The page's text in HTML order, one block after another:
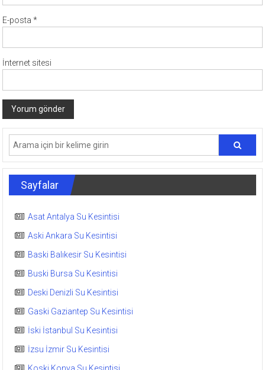
E-posta*
İnternet sitesi
Sayfalar
Asat Antalya Su Kesintisi
Aski Ankara Su Kesintisi
Baski Balıkesir Su Kesintisi
Buski Bursa Su Kesintisi
Deski Denizli Su Kesintisi
Gaski Gaziantep Su Kesintisi
İski İstanbul Su Kesintisi
İzsu İzmir Su Kesintisi